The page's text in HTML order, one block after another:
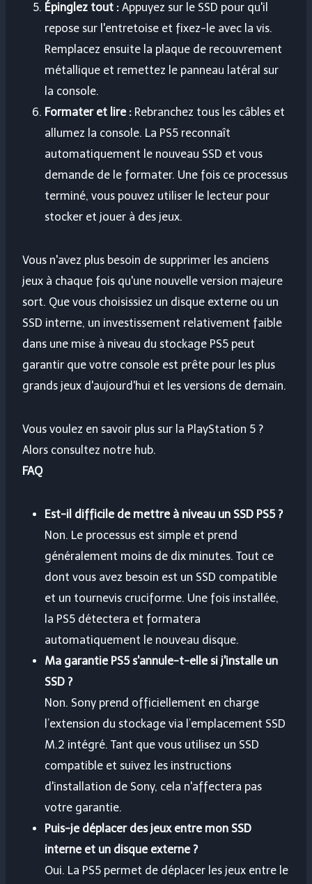
Épinglez tout : Appuyez sur le SSD pour qu'il
repose sur l'entretoise et fixez-le avec la vis.
Remplacez ensuite la plaque de recouvrement
métallique et remettez le panneau latéral sur
la console.
Formater et lire : Rebranchez tous les câbles et
allumez la console. La PS5 reconnaît
automatiquement le nouveau SSD et vous
demande de le formater. Une fois ce processus
terminé, vous pouvez utiliser le lecteur pour
stocker et jouer à des jeux.
Vous n'avez plus besoin de supprimer les anciens
jeux à chaque fois qu'une nouvelle version majeure
sort. Que vous choisissiez un disque externe ou un
SSD interne, un investissement relativement faible
dans une mise à niveau du stockage PS5 peut
garantir que votre console est prête pour les plus
grands jeux d'aujourd'hui et les versions de demain.
Vous voulez en savoir plus sur la PlayStation 5 ?
Alors consultez notre hub.
FAQ
Est-il difficile de mettre à niveau un SSD PS5 ?
Non. Le processus est simple et prend
généralement moins de dix minutes. Tout ce
dont vous avez besoin est un SSD compatible
et un tournevis cruciforme. Une fois installée,
la PS5 détectera et formatera
automatiquement le nouveau disque.
Ma garantie PS5 s'annule-t-elle si j'installe un
SSD ?
Non. Sony prend officiellement en charge
l’extension du stockage via l’emplacement SSD
M.2 intégré. Tant que vous utilisez un SSD
compatible et suivez les instructions
d'installation de Sony, cela n'affectera pas
votre garantie.
Puis-je déplacer des jeux entre mon SSD
interne et un disque externe ?
Oui. La PS5 permet de déplacer les jeux entre le